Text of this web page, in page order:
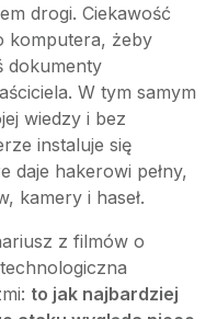
drogi. Ciekawość
komputera, żeby
dokumenty
W tym samym
wiedzy i bez
instaluje się
daje hakerowi pełny,
kamery i haseł.
z filmów o
to jak najbardziej